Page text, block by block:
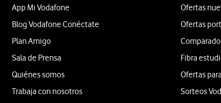
219€
€/mes
meses
App Mi Vodafone
Blog Vodafone Conéctate
Plan Amigo
Sala de Prensa
Quiénes somos
Trabaja con nosotros
Ofertas
Ofertas
Fibra
Ofertas
Sorteos